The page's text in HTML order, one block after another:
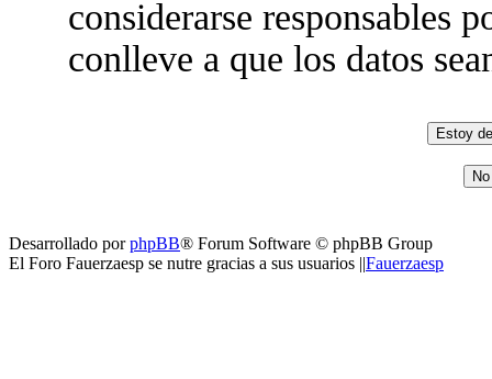
considerarse responsables
conlleve a que los datos
Desarrollado porphpBB® Forum Software © phpBB Group
El Foro Fauerzaesp se nutre gracias a sus usuarios ||Fauerzaesp